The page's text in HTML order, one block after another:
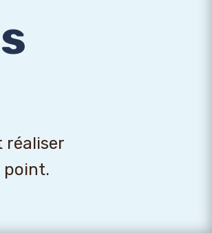
réaliser
point.